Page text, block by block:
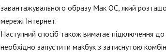
завантажувального образу Мак ОС, який
мережі Інтернет.
Наступний спосіб також вимагає підключення
необхідно запустити макбук з затиснутою